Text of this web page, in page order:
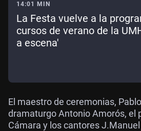
14:01 MIN
La Festa vuelve a la
cursos de verano de la
a escena'
El maestro de ceremonias,
dramaturgo Antonio Amorós, el
Cámara y los cantores